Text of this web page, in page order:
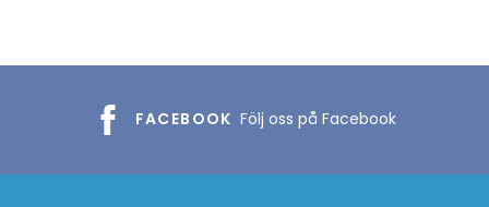
FACEBOOK Följ oss på Facebook